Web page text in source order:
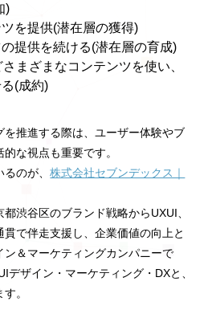
)
を提供(潜在層の獲得)
提供を続ける(潜在層の育成)
まざまなコンテンツを使い、
(成約)
を推進する際は、ユーザー体験やブ
な視点も重要です。
るのが、株式会社セブンデックス｜
都渋谷区のブランド戦略からUXUI、
で伴走支援し、企業価値の向上と
＆マーケティングカンパニーで
デザイン・マーケティング・DXと、
。